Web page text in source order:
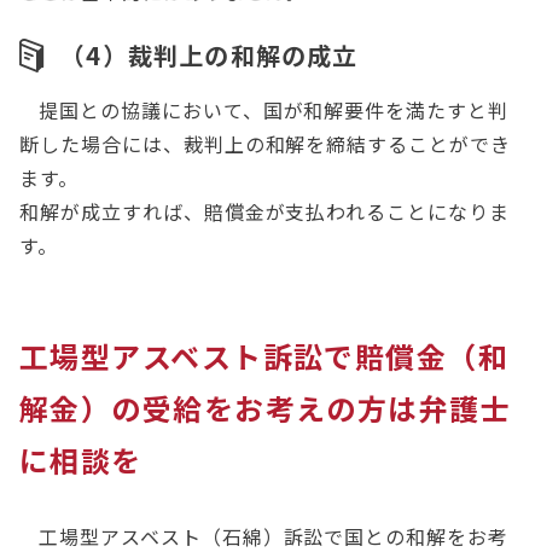
（4）裁判上の和解の成立
提国との協議において、国が和解要件を満たすと判
断した場合には、裁判上の和解を締結することができ
ます。
和解が成立すれば、賠償金が支払われることになりま
す。
工場型アスベスト訴訟で賠償金（和
解金）の受給をお考えの方は弁護士
に相談を
工場型アスベスト（石綿）訴訟で国との和解をお考